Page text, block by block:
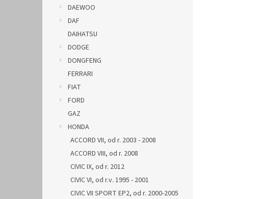
DAEWOO
DAF
DAIHATSU
DODGE
DONGFENG
FERRARI
FIAT
FORD
GAZ
HONDA
ACCORD VII, od r. 2003 - 2008
ACCORD VIII, od r. 2008
CIVIC IX, od r. 2012
CIVIC VI, od r.v. 1995 - 2001
CIVIC VII SPORT EP2, od r. 2000-2005